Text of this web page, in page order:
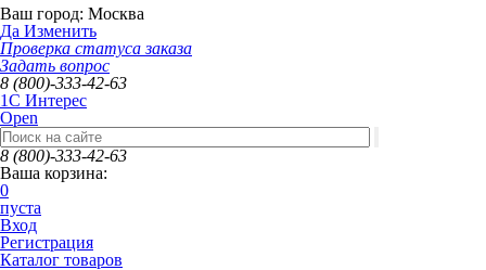
Ваш город: Москва
Да Изменить
Проверка статуса заказа
Задать вопрос
8 (800)-333-42-63
1C Интерес
Open
8 (800)-333-42-63
Ваша корзина:
0
пуста
Вход
Регистрация
Каталог товаров